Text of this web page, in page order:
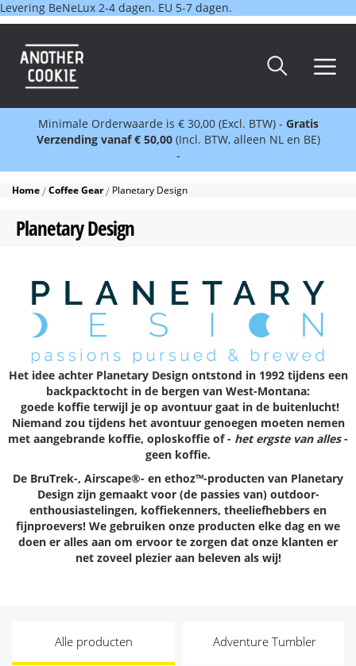
Levering BeNeLux 2-4 dagen. EU 5-7 dagen.
Minimale Orderwaarde is € 30,00 (Excl. BTW) - Gratis
Verzending vanaf € 50,00 (Incl. BTW, alleen NL en BE)
-
Home Coffee Gear Planetary Design
Planetary Design
Het idee achter Planetary Designontstond in 1992 tijdens een
backpacktocht in de bergen van West-Montana:
goede koffieterwijl je op avontuur gaat in de buitenlucht!
Niemand zou tijdens het avontuur genoegen moeten nemen
met aangebrande koffie, oploskoffie of - het ergste van alles-
geen koffie.
De BruTrek-, Airscape®- en ethoz™-producten van Planetary
Design zijn gemaakt voor (de passies van) outdoor-
enthousiastelingen, koffiekenners, theeliefhebbers en
fijnproevers! We gebruiken onze producten elke dag en we
doen er alles aan om ervoor te zorgen dat onze klanten er
net zoveel plezieraan beleven als wij!
Alle producten Adventure Tumbler